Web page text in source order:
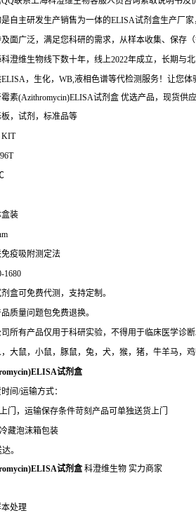
自主研发生产销售为一体的ELISA试剂盒生产厂
面广泛，满足您科研的需求，从样本收集、保存
澄维生物线下数十年，线上2022年成立，长期与
，生化，WB,液相色谱等代检测服务！让您体
素(Azithromycin)ELISA试剂盒 优选产品，现货供应
，试剂，标准品等
KIT
装
疫吸附测定法
1680
盒可免费代测，支持定制。
质量问题包免费退换。
所有产品仅用于科研实验，不得用于临床医学诊
大鼠，小鼠，豚鼠，兔，犬，猴，猪，牛羊马，
试剂盒
间/运输方式：
门，运输保存条件苛刻产品可单独送货上门
藏泡沫箱包装
。
试剂盒 科澄维生物 实力商家
本处理